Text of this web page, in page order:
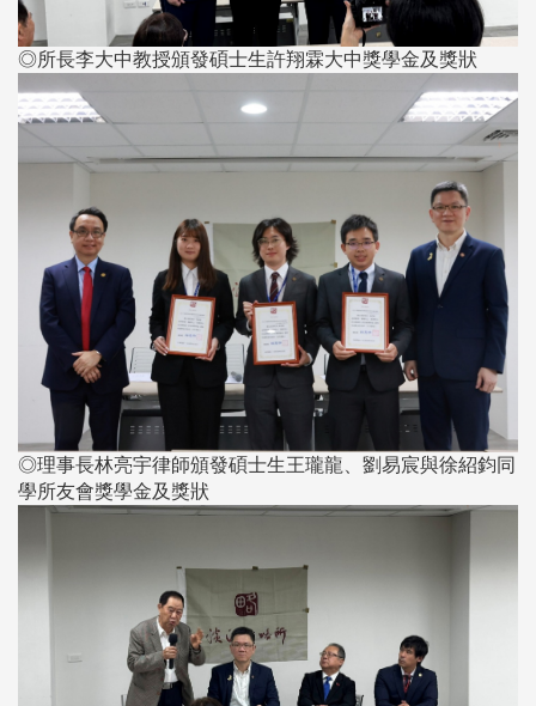
◎所長李大中教授頒發碩士生許翔霖大中獎學金及獎狀
◎理事長林亮宇律師頒發碩士生王瓏龍、劉易宸與徐紹鈞同
學所友會獎學金及獎狀